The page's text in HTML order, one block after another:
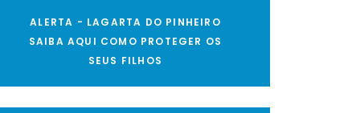
ALERTA - LAGARTA DO PINHEIRO
SAIBA AQUI COMO PROTEGER OS
SEUS FILHOS